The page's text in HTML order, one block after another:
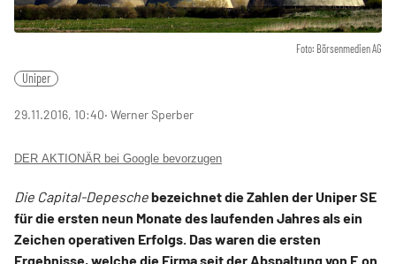
Foto: Börsenmedien AG
Uniper
29.11.2016, 10:40‧ Werner Sperber
DER AKTIONÄR bei Google bevorzugen
Die Capital-Depeschebezeichnet die Zahlen der Uniper SE
für die ersten neun Monate des laufenden Jahres als ein
Zeichen operativen Erfolgs. Das waren die ersten
Ergebnisse, welche die Firma seit der Abspaltung von E.on